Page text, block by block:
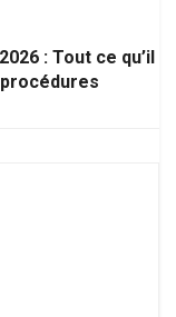
: Tout ce qu’il